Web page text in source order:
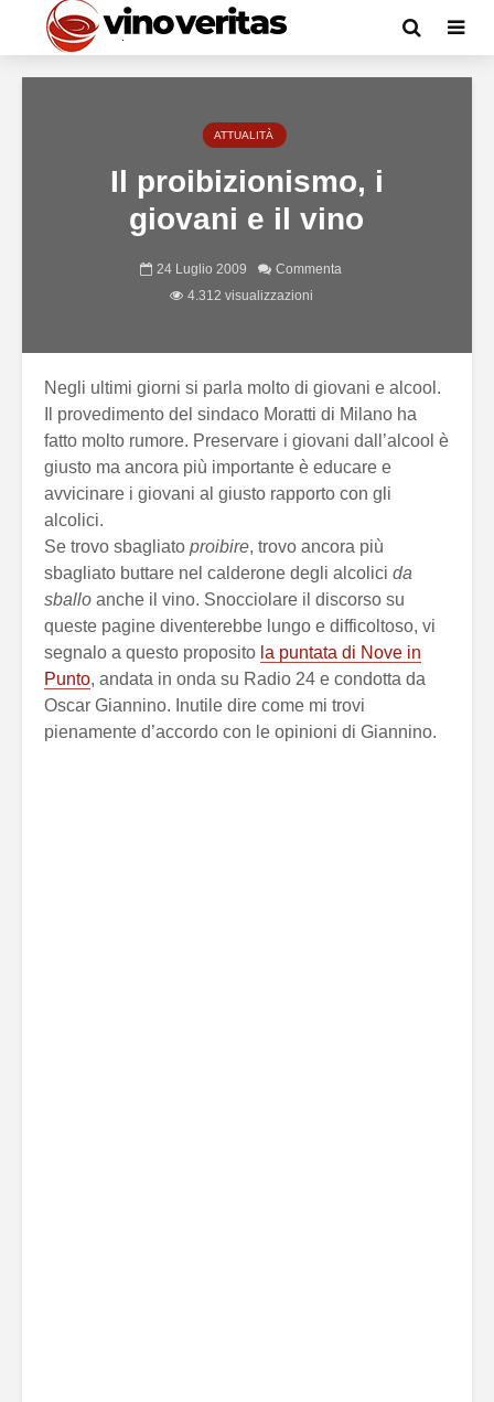
ATTUALITÀ
Il proibizionismo, i
giovani e il vino
24 Luglio 2009
Commenta
4.312 visualizzazioni
Negli ultimi giorni si parla molto di giovani e alcool.
Il provedimento del sindaco Moratti di Milano ha
fatto molto rumore. Preservare i giovani dall’alcool è
giusto ma ancora più importante è educare e
avvicinare i giovani al giusto rapporto con gli
alcolici.
Se trovo sbagliato proibire, trovo ancora più
sbagliato buttare nel calderone degli alcolici da
sballo anche il vino. Snocciolare il discorso su
queste pagine diventerebbe lungo e difficoltoso, vi
segnalo a questo proposito la puntata di Nove in
Punto, andata in onda su Radio 24 e condotta da
Oscar Giannino. Inutile dire come mi trovi
pienamente d’accordo con le opinioni di Giannino.